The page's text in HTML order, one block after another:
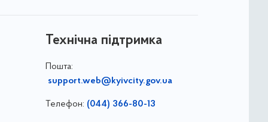
Технічна підтримка
Пошта:
support.web@kyivcity.gov.ua
Телефон: (044) 366-80-13